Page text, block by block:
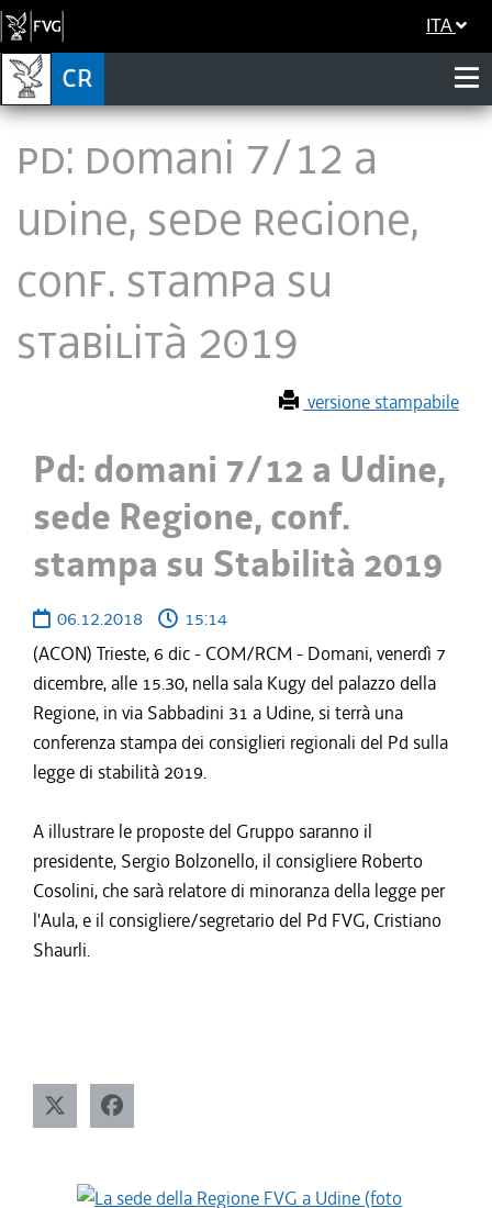
ITA
Pd: domani 7/12 a
Udine, sede Regione,
conf. stampa su
Stabilità 2019
versione stampabile
Pd: domani 7/12 a Udine,
sede Regione, conf.
stampa su Stabilità 2019
06.12.2018
15:14
(ACON) Trieste, 6 dic - COM/RCM - Domani, venerdì 7
dicembre, alle 15.30, nella sala Kugy del palazzo della
Regione, in via Sabbadini 31 a Udine, si terrà una
conferenza stampa dei consiglieri regionali del Pd sulla
legge di stabilità 2019.
A illustrare le proposte del Gruppo saranno il
presidente, Sergio Bolzonello, il consigliere Roberto
Cosolini, che sarà relatore di minoranza della legge per
l'Aula, e il consigliere/segretario del Pd FVG, Cristiano
Shaurli.